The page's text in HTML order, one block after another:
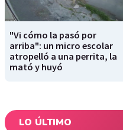
"Vi cómo la pasó por
arriba": un micro escolar
atropelló a una perrita, la
mató y huyó
LO ÚLTIMO